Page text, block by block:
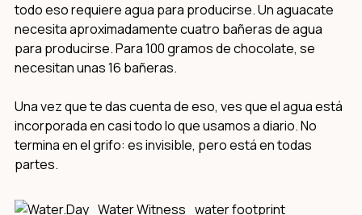
todo eso requiere agua para producirse. Un aguacate
necesita aproximadamente cuatro bañeras de agua
para producirse. Para 100 gramos de chocolate, se
necesitan unas 16 bañeras.
Una vez que te das cuenta de eso, ves que el agua está
incorporada en casi todo lo que usamos a diario. No
termina en el grifo: es invisible, pero está en todas
partes.